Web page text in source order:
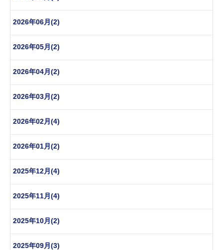
2026年06月(2)
2026年05月(2)
2026年04月(2)
2026年03月(2)
2026年02月(4)
2026年01月(2)
2025年12月(4)
2025年11月(4)
2025年10月(2)
2025年09月(3)